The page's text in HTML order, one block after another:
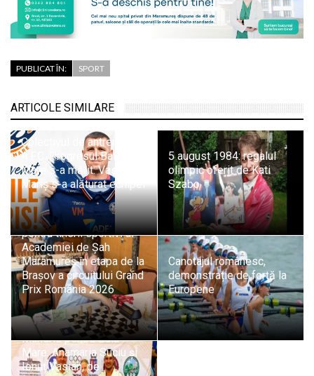
PUBLICAT ÎN: SPORT
ARTICOLE SIMILARE
Colectivul de antrenori al
A.F.C. Progresul Baia
Mare s-a mărit: Vasile
Mariș s-a alăturat echipei
5 august 1984: regalul
olimpic oferit de Kati
Szabo
Evoluții promițătoare
pentru tinerii sportivi ai
Academiei de Șah
Maramureș în etapa de la
Brașov a circuitului Grand
Prix România 2026
Canotajul românesc,
demonstrație de forță la
Europene
Mândrie pentru Baia
Mare: Anamaria Suciu și
Ionuț Vasian, pe